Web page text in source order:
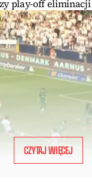
play-off
CZYTAJ WIĘCEJ